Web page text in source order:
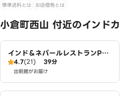
標準送料とは お店価格とは
小倉町西山 付近のインド
インド＆ネパールレストランPA
NASH（パナス）
4.7(21) 39分
出前館がお届け